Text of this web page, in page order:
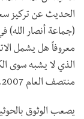
الحديث عن تركيز
معروفاً هل يشمل
الذي لا يشبه سوى
منتصف العام 2007... أم الأمر يتعلّق بمجرّد هدنة؟
يصعب الوثوق